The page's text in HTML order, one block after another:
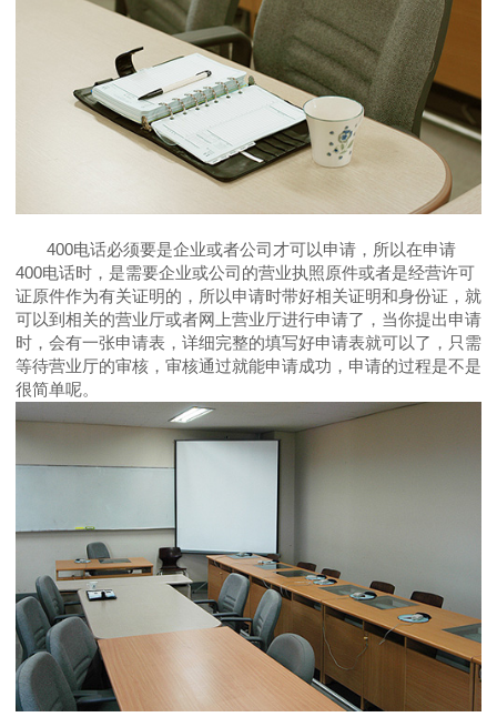
400电话必须要是企业或者公司才可以申请，所以在申请
400电话时，是需要企业或公司的营业执照原件或者是经营许可
证原件作为有关证明的，所以申请时带好相关证明和身份证，就
可以到相关的营业厅或者网上营业厅进行申请了，当你提出申请
时，会有一张申请表，详细完整的填写好申请表就可以了，只需
等待营业厅的审核，审核通过就能申请成功，申请的过程是不是
很简单呢。